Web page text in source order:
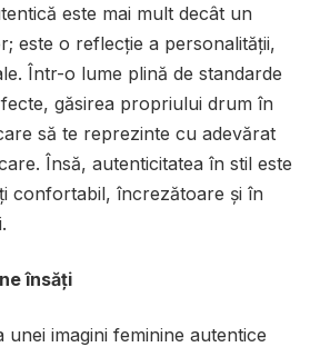
este mai mult decât un
este o reflecție a personalității,
Într-o lume plină de standarde
găsirea propriului drum în
să te reprezinte cu adevărat
Însă, autenticitatea în stil este
confortabil, încrezătoare și în
însăți
imagini feminine autentice